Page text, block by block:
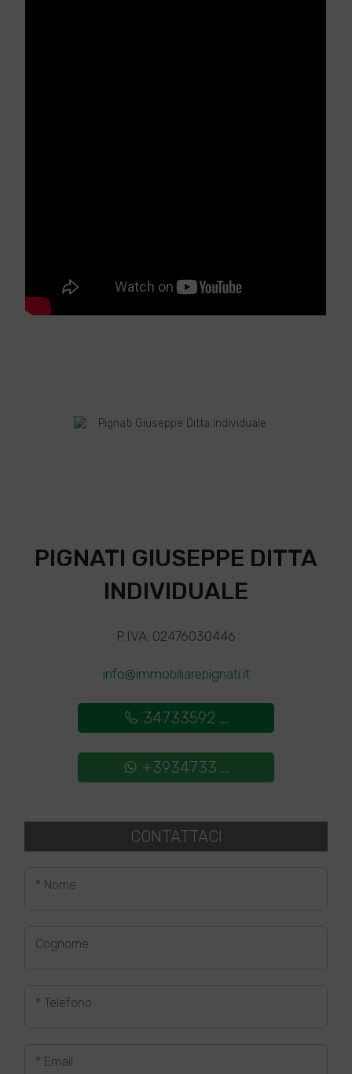
PIGNATI GIUSEPPE DITTA
INDIVIDUALE
P.IVA: 02476030446
info@immobiliarepignati.it
34733592 ...
+3934733 ...
CONTATTACI
* Nome
Cognome
* Telefono
* Email